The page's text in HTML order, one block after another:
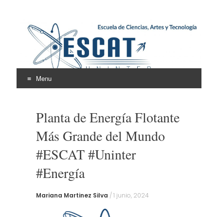
Escuela de Ciencias,
Artes y Tecnología
ESCAT
Menu
contentPlanta de Energía Flotante
Más Grande del Mundo
#ESCAT #Uninter
#Energía
Mariana Martinez Silva /1 junio, 2024